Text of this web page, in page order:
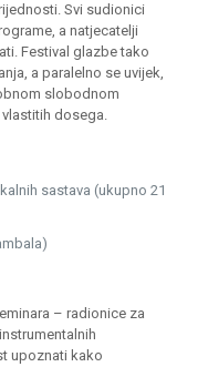
Svi sudionici
a natjecatelji
Festival glazbe tako
a paralelno se uvijek,
slobodnom
dosega.
sastava (ukupno 21
– radionice za
upoznati kako